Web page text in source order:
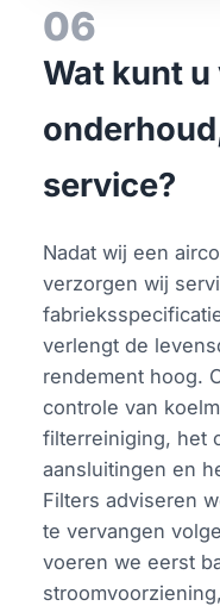
06
Wat kunt
service?
Nadat wij een
verzorgen wij
verlengt de
rendement hoog.
controle van
filterreiniging, het
aansluitingen en
Filters adviseren
te vervangen
voeren we eerst